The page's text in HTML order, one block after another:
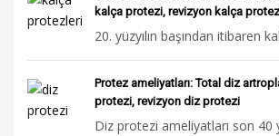
kalça protezi, revizyon kalça
20. yüzyılın başından itibaren
Protez ameliyatları: Total diz
protezi, revizyon diz protezi
Diz protezi ameliyatları son 40